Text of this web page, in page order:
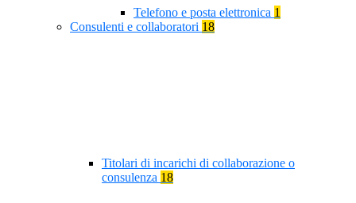
Telefono e posta elettronica 1
Consulenti e collaboratori 18
Titolari di incarichi di collaborazione o
consulenza 18